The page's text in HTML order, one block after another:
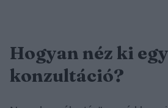
Hogyan néz ki
konzultáció?